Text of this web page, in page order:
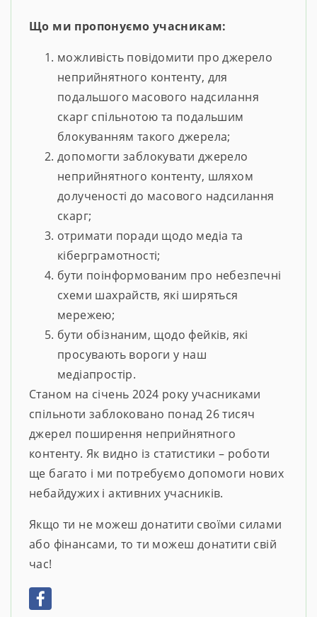
Що ми пропонуємо учасникам:
можливість повідомити про джерело
неприйнятного контенту, для
подальшого масового надсилання
скарг спільнотою та подальшим
блокуванням такого джерела;
допомогти заблокувати джерело
неприйнятного контенту, шляхом
долученості до масового надсилання
скарг;
отримати поради щодо медіа та
кіберграмотності;
бути поінформованим про небезпечні
схеми шахрайств, які ширяться
мережею;
бути обізнаним, щодо фейків, які
просувають вороги у наш
медіапростір.
Станом на січень 2024 року учасниками
спільноти заблоковано понад 26 тисяч
джерел поширення неприйнятного
контенту. Як видно із статистики – роботи
ще багато і ми потребуємо допомоги нових
небайдужих і активних учасників.
Якщо ти не можеш донатити своїми силами
або фінансами, то ти можеш донатити свій
час!